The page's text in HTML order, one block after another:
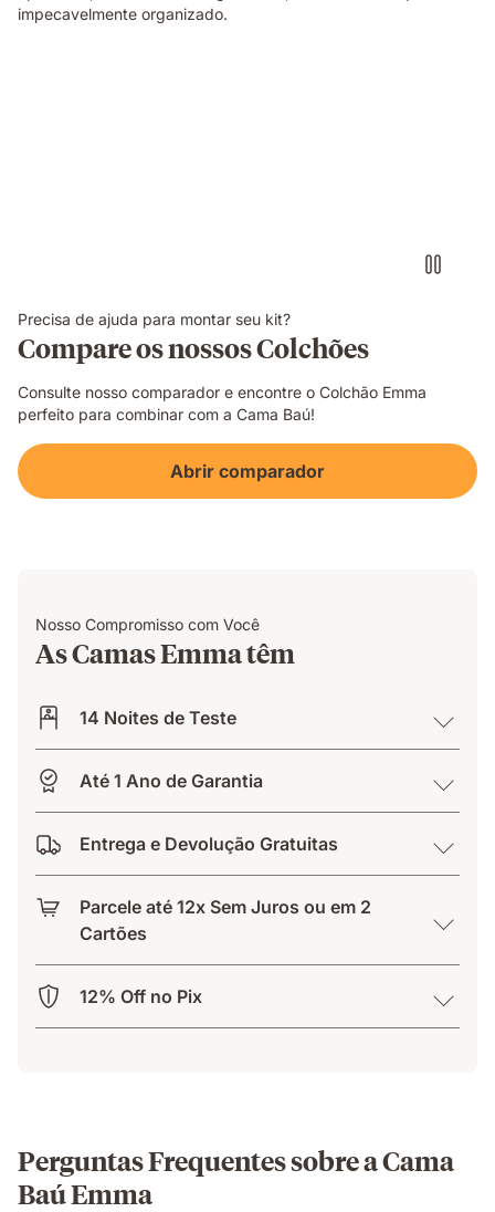
impecavelmente organizado.
Precisa de ajuda para montar seu kit?
Compare os nossos Colchões
Consulte nosso comparador e encontre o Colchão Emma
perfeito para combinar com a Cama Baú!
Abrir comparador
Nosso Compromisso com Você
As Camas Emma têm
14 Noites de Teste
Até 1 Ano de Garantia
Entrega e Devolução Gratuitas
Parcele até 12x Sem Juros ou em 2
Cartões
12% Off no Pix
Perguntas Frequentes sobre a Cama
Baú Emma